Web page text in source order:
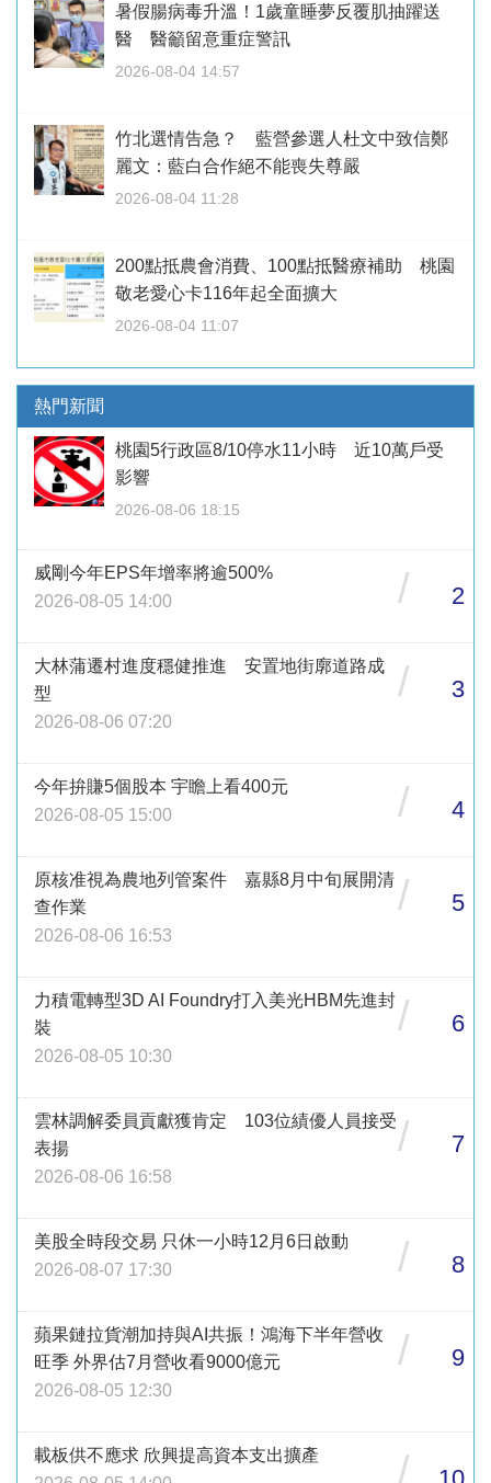
暑假腸病毒升溫！1歲童睡夢反覆肌抽躍送
醫 醫籲留意重症警訊
2026-08-04 14:57
竹北選情告急？ 藍營參選人杜文中致信鄭
麗文：藍白合作絕不能喪失尊嚴
2026-08-04 11:28
200點抵農會消費、100點抵醫療補助 桃園
敬老愛心卡116年起全面擴大
2026-08-04 11:07
熱門新聞
桃園5行政區8/10停水11小時 近10萬戶受
影響
2026-08-06 18:15
威剛今年EPS年增率將逾500%
2026-08-05 14:00
/ 2
大林蒲遷村進度穩健推進 安置地街廓道路成
型
2026-08-06 07:20
/ 3
今年拚賺5個股本 宇瞻上看400元
2026-08-05 15:00
/ 4
原核准視為農地列管案件 嘉縣8月中旬展開清
查作業
2026-08-06 16:53
/ 5
力積電轉型3D AI Foundry打入美光HBM先進封
裝
2026-08-05 10:30
/ 6
雲林調解委員貢獻獲肯定 103位績優人員接受
表揚
2026-08-06 16:58
/ 7
美股全時段交易 只休一小時12月6日啟動
2026-08-07 17:30
/ 8
蘋果鏈拉貨潮加持與AI共振！鴻海下半年營收
旺季 外界估7月營收看9000億元
2026-08-05 12:30
/ 9
載板供不應求 欣興提高資本支出擴產
/